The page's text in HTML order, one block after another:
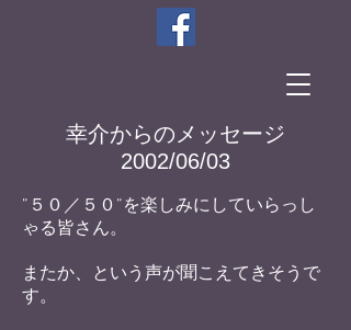
幸介からのメッセージ
2002/06/03
”５０／５０”を楽しみにしていらっし
ゃる皆さん。
またか、という声が聞こえてきそうで
す。